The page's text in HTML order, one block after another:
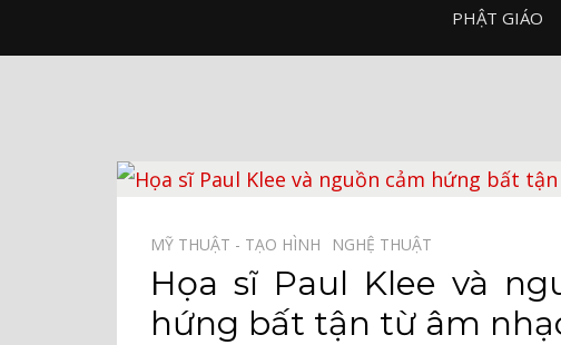
PHẬT GIÁO⠀
MỸ THUẬT - TẠO HÌNH⠀ NGHỆ THUẬT⠀
Họa sĩ Paul Klee và
hứng bất tận từ âm